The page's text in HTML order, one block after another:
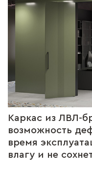
Каркас из ЛВЛ-
возможность
время
влагу и не